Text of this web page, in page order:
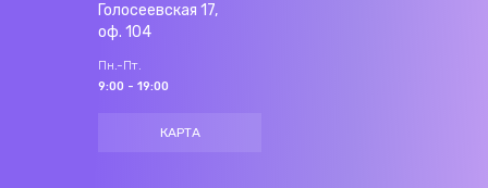
Голосеевская 17,
оф. 104
Пн.-Пт.
9:00 - 19:00
КАРТА